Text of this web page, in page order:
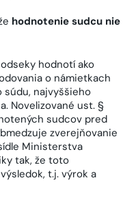
hodnotenie sudcu nie
hodnotí ako
o námietkach
najvyššieho
Novelizované ust. §
sudcov pred
zverejňovanie
Ministerstva
tak, že toto
t.j. výrok a